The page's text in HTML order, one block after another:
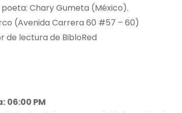
Chary Gumeta (México).
(Avenida Carrera 60 #57 – 60)
de lectura de BibloRed
06:00 PM